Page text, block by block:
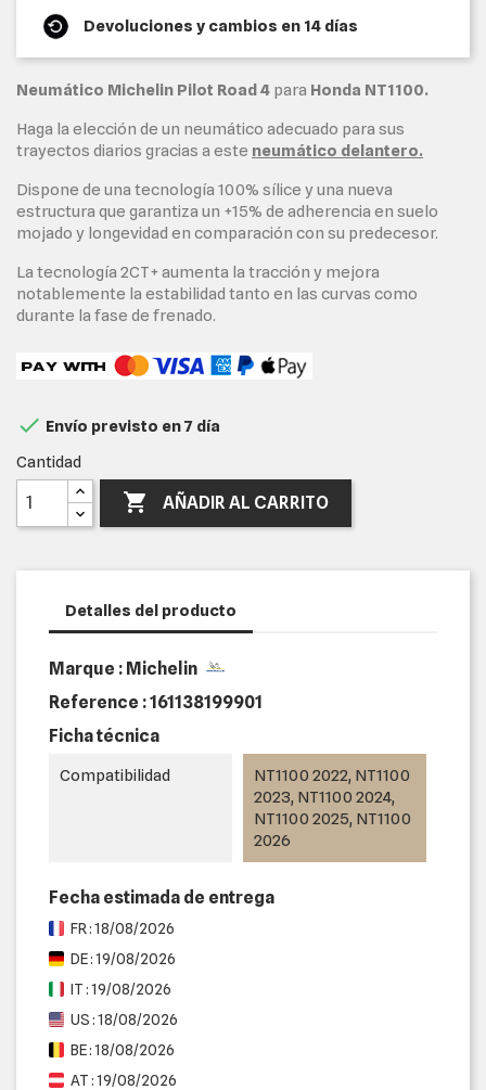
Devoluciones y cambios en 14 días
Neumático Michelin Pilot Road 4 para Honda NT1100.
Haga la elección de un neumático adecuado para sus
trayectos diarios gracias a este neumático delantero.
Dispone de una tecnología 100% sílice y una nueva
estructura que garantiza un +15% de adherencia en suelo
mojado y longevidad en comparación con su predecesor.
La tecnología 2CT+ aumenta la tracción y mejora
notablemente la estabilidad tanto en las curvas como
durante la fase de frenado.
 Envío previsto en 7 día
Cantidad
 AÑADIR AL CARRITO
Detalles del producto
Marque : Michelin
Reference :161138199901
Ficha técnica
Compatibilidad
NT1100 2022, NT1100
2023, NT1100 2024,
NT1100 2025, NT1100
2026
Fecha estimada de entrega
FR : 18/08/2026
DE : 19/08/2026
IT : 19/08/2026
US : 18/08/2026
BE : 18/08/2026
AT : 19/08/2026